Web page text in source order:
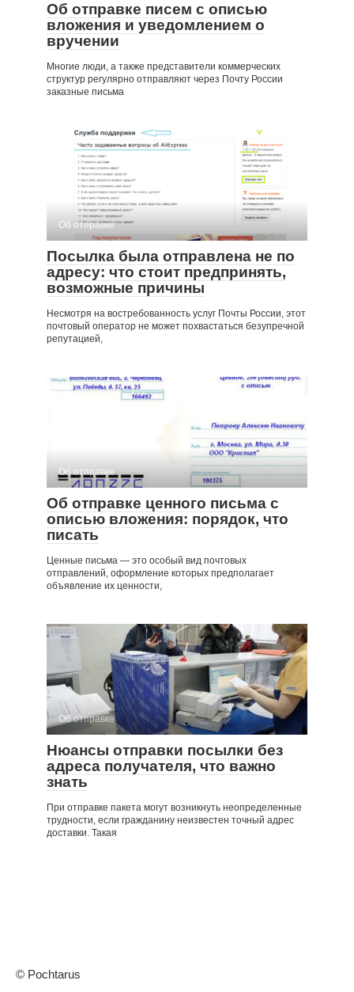
Об отправке писем с описью
вложения и уведомлением о
вручении
Многие люди, а также представители коммерческих
структур регулярно отправляют через Почту России
заказные письма
Об отправке
Посылка была отправлена не по
адресу: что стоит предпринять,
возможные причины
Несмотря на востребованность услуг Почты России, этот
почтовый оператор не может похвастаться безупречной
репутацией,
Об отправке
Об отправке ценного письма с
описью вложения: порядок, что
писать
Ценные письма — это особый вид почтовых
отправлений, оформление которых предполагает
объявление их ценности,
Об отправке
Нюансы отправки посылки без
адреса получателя, что важно
знать
При отправке пакета могут возникнуть неопределенные
трудности, если гражданину неизвестен точный адрес
доставки. Такая
© Pochtarus